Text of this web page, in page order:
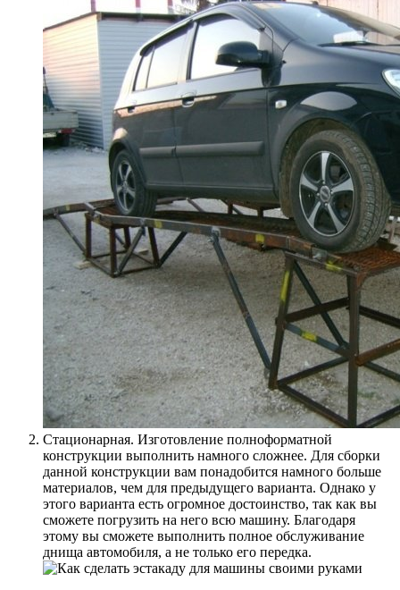
Стационарная. Изготовление полноформатной
конструкции выполнить намного сложнее. Для сборки
данной конструкции вам понадобится намного больше
материалов, чем для предыдущего варианта. Однако у
этого варианта есть огромное достоинство, так как вы
сможете погрузить на него всю машину. Благодаря
этому вы сможете выполнить полное обслуживание
днища автомобиля, а не только его передка.